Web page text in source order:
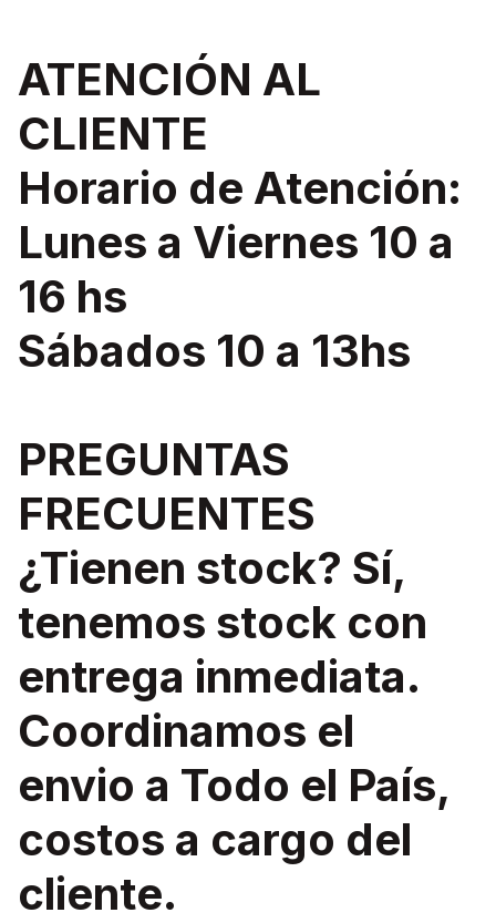
ATENCIÓN AL
CLIENTE
Horario de Atención:
Lunes a Viernes 10 a
16 hs
Sábados 10 a 13hs
PREGUNTAS
FRECUENTES
¿Tienen stock? Sí,
tenemos stock con
entrega inmediata.
Coordinamos el
envio a Todo el País,
costos a cargo del
cliente.